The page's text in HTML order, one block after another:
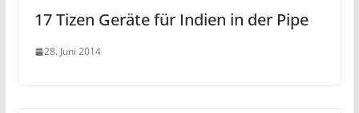
17 Tizen Geräte für Indien in der Pipe
28. Juni 2014